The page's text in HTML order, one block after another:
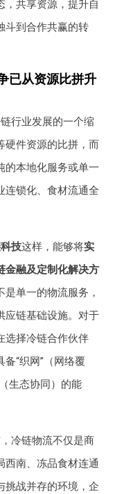
，共享资源，提升自
斗到合作共赢的转
已从资源比拼升
行业发展的一个缩
硬件资源的比拼，而
的本地化服务或单一
连锁化、食材流通全
技这样，能够将实
金融及定制化解决方
单一的物流服务，
应链基础设施。对于
选择冷链合作伙伴
“织网”（网络覆
生态协同）的能
冷链物流不仅是商
西南、冻品食材连通
挑战并存的环境，企